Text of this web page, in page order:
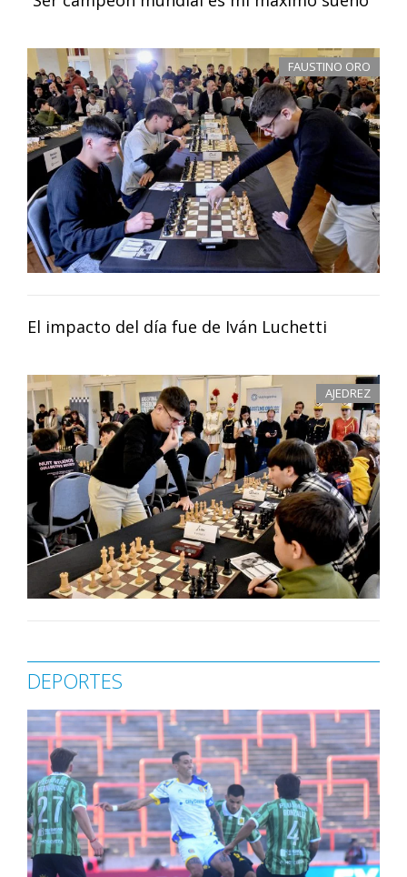
FAUSTINO ORO
El impacto del día fue de Iván Luchetti
AJEDREZ
DEPORTES